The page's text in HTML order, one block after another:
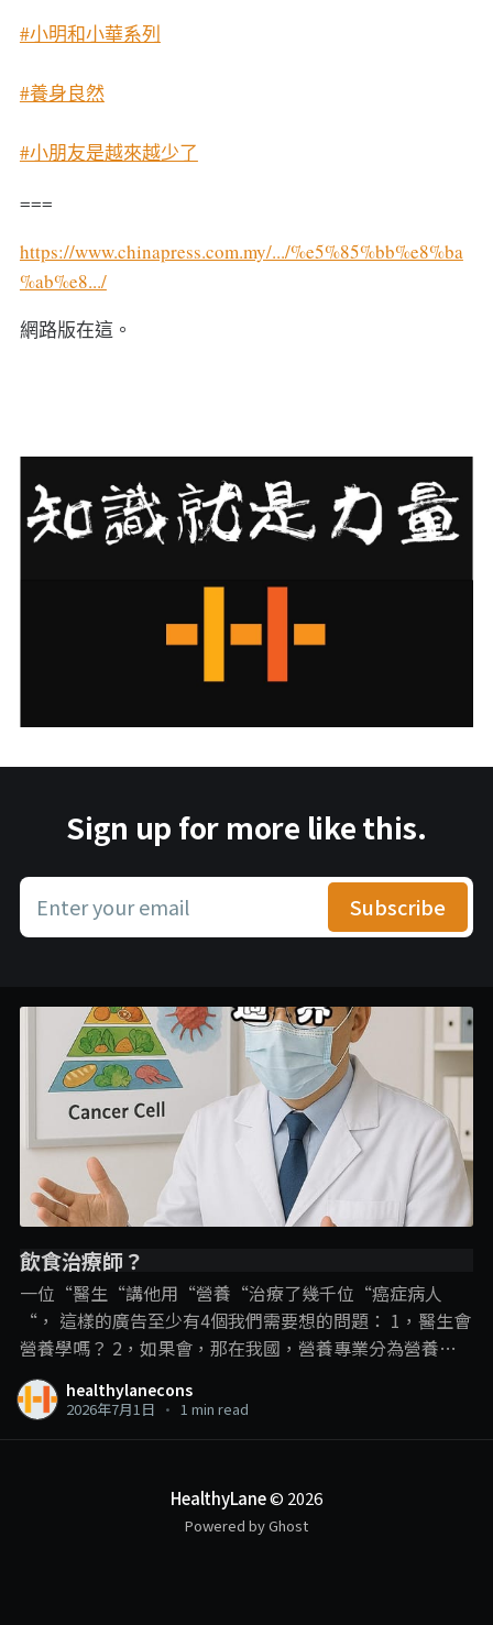
#小明和小華系列
#養身良然
#小朋友是越來越少了
===
https://www.chinapress.com.my/.../%e5%85%bb%e8%ba
%ab%e8.../
網路版在這。
Sign up for more like this.
Enter your email Subscribe
飲食治療師？
一位“醫生“講他用“營養“治療了幾千位“癌症病人
“， 這樣的廣告至少有4個我們需要想的問題： 1，醫生會
營養學嗎？ 2，如果會，那在我國，營養專業分為營養師
和飲食治療師，那他是用哪一個專業內容？ 3，即使是飲
食治療師可以進行疾病的“飲食治療“，但在這裡，飲食
疾病給治了，尤其是癌症這種複雜的疾病。 4，以醫生的
頭銜，確實可以“治療“癌症，那敢問他是開藥呢？動手
healthylanecons
2026年7月1日 • 1 min read
HealthyLane© 2026
Powered by Ghost